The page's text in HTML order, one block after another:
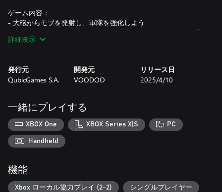
ゲーム内容：
- 大砲からモブを発射し、軍隊を強化しよう
- 大砲をスーパーチャージすると、強力なチャンピオンが発射
できる
- 倍率アップゲートゲートやスピードブーストを戦略的に使っ
て、先手を"撃"とう
- キャノンやスーパーチャンピオン、モブ、レインボーレイ
ジ・アルティメットをアンロックして、レベルアップしよう！
- カードコレクションを充実させるオープンブースターパック
軍隊を結集し、コレクションカードのパワーを活用し、伝説の
タワーディフェンス・チャンピオンになろう！
詳細表示
発行元
QubicGames S.A.
開発元
VOODOO
リリース日
2025/4/10
一緒にプレイする
XBOX One XBOX Series X|S PC
Handheld
機能
Xbox ローカル協力プレイ (2-2) シングルプレイヤー